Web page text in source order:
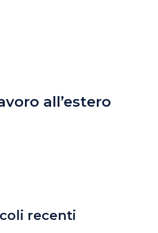
all’estero
recenti